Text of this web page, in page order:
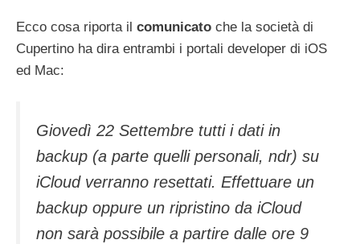
Ecco cosa riporta il comunicato che la società di
Cupertino ha dira entrambi i portali developer di iOS
ed Mac:
Giovedì 22 Settembre tutti i dati in
backup (a parte quelli personali, ndr) su
iCloud verranno resettati. Effettuare un
backup oppure un ripristino da iCloud
non sarà possibile a partire dalle ore 9